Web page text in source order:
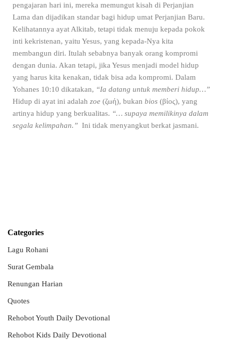
pengajaran hari ini, mereka memungut kisah di Perjanjian
Lama dan dijadikan standar bagi hidup umat Perjanjian Baru.
Kelihatannya ayat Alkitab, tetapi tidak menuju kepada pokok
inti kekristenan, yaitu Yesus, yang kepada-Nya kita
membangun diri. Itulah sebabnya banyak orang kompromi
dengan dunia. Akan tetapi, jika Yesus menjadi model hidup
yang harus kita kenakan, tidak bisa ada kompromi. Dalam
Yohanes 10:10 dikatakan, “Ia datang untuk memberi hidup…”
Hidup di ayat ini adalah zoe (ζωή), bukan bios (βίος), yang
artinya hidup yang berkualitas. “… supaya memilikinya dalam
segala kelimpahan.” Ini tidak menyangkut berkat jasmani.
Categories
Lagu Rohani
Surat Gembala
Renungan Harian
Quotes
Rehobot Youth Daily Devotional
Rehobot Kids Daily Devotional